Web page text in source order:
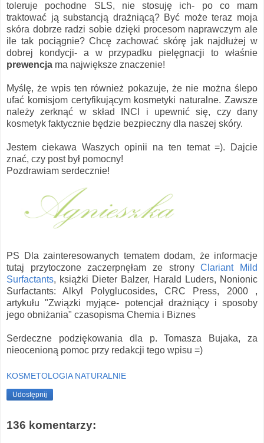
toleruje pochodne SLS, nie stosuję ich- po co mam
traktować ją substancją drażniącą? Być może teraz moja
skóra dobrze radzi sobie dzięki procesom naprawczym ale
ile tak pociągnie? Chcę zachować skórę jak najdłużej w
dobrej kondycji- a w przypadku pielęgnacji to właśnie
prewencja ma największe znaczenie!
Myślę, że wpis ten również pokazuje, że nie można ślepo
ufać komisjom certyfikującym kosmetyki naturalne. Zawsze
należy zerknąć w skład INCI i upewnić się, czy dany
kosmetyk faktycznie będzie bezpieczny dla naszej skóry.
Jestem ciekawa Waszych opinii na ten temat =). Dajcie
znać, czy post był pomocny!
Pozdrawiam serdecznie!
PS Dla zainteresowanych tematem dodam, że informacje
tutaj przytoczone zaczerpnęłam ze stronyClariant Mild
Surfactants, książki Dieter Balzer, Harald Luders, Nonionic
Surfactants: Alkyl Polyglucosides, CRC Press, 2000,
artykułu "Związki myjące- potencjał drażniący i sposoby
jego obniżania" czasopisma Chemia i Biznes
Serdeczne podziękowania dla p. Tomasza Bujaka, za
nieocenioną pomoc przy redakcji tego wpisu =)
KOSMETOLOGIA NATURALNIE
Udostępnij
136 komentarzy: